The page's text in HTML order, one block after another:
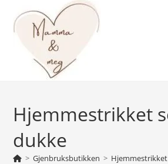
content
Hjemmestrikket
dukke
> Gjenbruksbutikken >